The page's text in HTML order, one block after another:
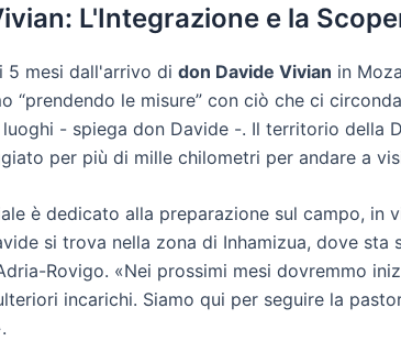
L'Integrazione e la
5 mesi dall'arrivo di don Davide Vivian in
“prendendo le misure” con ciò che ci
- spiega don Davide -. Il territorio della
per più di mille chilometri per andare a
è dedicato alla preparazione sul campo,
si trova nella zona di Inhamizua, dove sta
Rovigo. «Nei prossimi mesi dovremmo
incarichi. Siamo qui per seguire la